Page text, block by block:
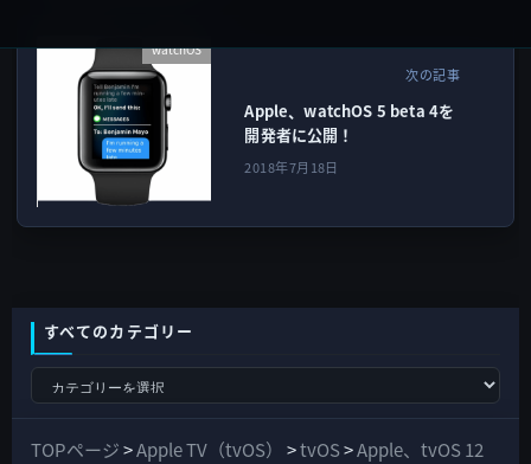
watchOS
次の記事
Apple、watchOS 5 beta 4を
開発者に公開！
2018年7月18日
すべてのカテゴリー
て
TOPページ>Apple TV（tvOS） >tvOS>Apple、tvOS 12